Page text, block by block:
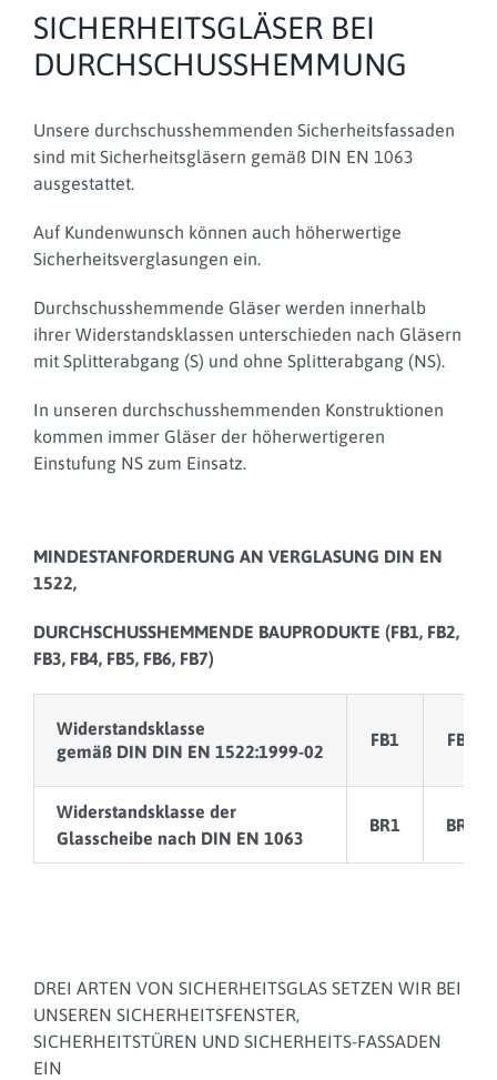
SICHERHEITSGLÄSER BEI
DURCHSCHUSSHEMMUNG
Unsere durchschusshemmenden Sicherheitsfassaden
sind mit Sicherheitsgläsern gemäß DIN EN 1063
ausgestattet.
Auf Kundenwunsch können auch höherwertige
Sicherheitsverglasungen ein.
Durchschusshemmende Gläser werden innerhalb
ihrer Widerstandsklassen unterschieden nach Gläsern
mit Splitterabgang (S) und ohne Splitterabgang (NS).
In unseren durchschusshemmenden Konstruktionen
kommen immer Gläser der höherwertigeren
Einstufung NS zum Einsatz.
MINDESTANFORDERUNG AN VERGLASUNG DIN EN
1522,
DURCHSCHUSSHEMMENDE BAUPRODUKTE (FB1, FB2,
FB3, FB4, FB5, FB6, FB7)
Widerstandsklasse
gemäß DIN DIN EN 1522:1999-02
FB1 FB2
Widerstandsklasse der
Glasscheibe nach DIN EN 1063
BR1 BR2
DREI ARTEN VON SICHERHEITSGLAS SETZEN WIR BEI
UNSEREN SICHERHEITSFENSTER,
SICHERHEITSTÜREN UND SICHERHEITS-FASSADEN
EIN